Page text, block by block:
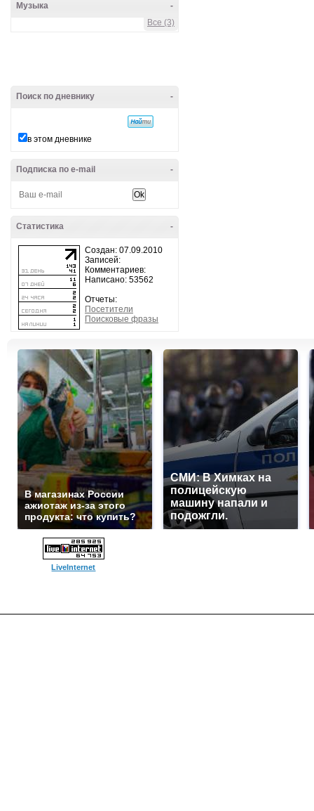
-
Музыка
Все (3)
-
Поиск по дневнику
в этом дневнике
-
Подписка по e-mail
-
Статистика
Создан: 07.09.2010
Записей:
Комментариев:
Написано: 53562
Отчеты:
Посетители
Поисковые фразы
В магазинах России
ажиотаж из-за этого
продукта: что купить?
СМИ: В Химках на
полицейскую
машину напали и
подожгли.
LiveInternet